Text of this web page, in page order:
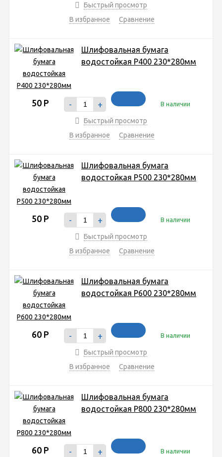
Быстрый просмотр
В избранное
Сравнение
Шлифовальная бумага
водостойкая P400 230*280мм
50 Р - + В наличии
Быстрый просмотр
В избранное
Сравнение
Шлифовальная бумага
водостойкая P500 230*280мм
50 Р - + В наличии
Быстрый просмотр
В избранное
Сравнение
Шлифовальная бумага
водостойкая P600 230*280мм
60 Р - + В наличии
Быстрый просмотр
В избранное
Сравнение
Шлифовальная бумага
водостойкая P800 230*280мм
60 Р - + В наличии